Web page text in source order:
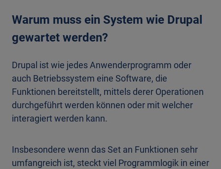
Warum muss ein System wie Drupal
gewartet werden?
Drupal ist wie jedes Anwenderprogramm oder
auch Betriebssystem eine Software, die
Funktionen bereitstellt, mittels derer Operationen
durchgeführt werden können oder mit welcher
interagiert werden kann.
Insbesondere wenn das Set an Funktionen sehr
umfangreich ist, steckt viel Programmlogik in einer